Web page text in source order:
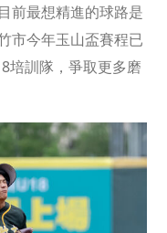
前最想精進的球路是
市今年玉山盃賽程已
培訓隊，爭取更多磨